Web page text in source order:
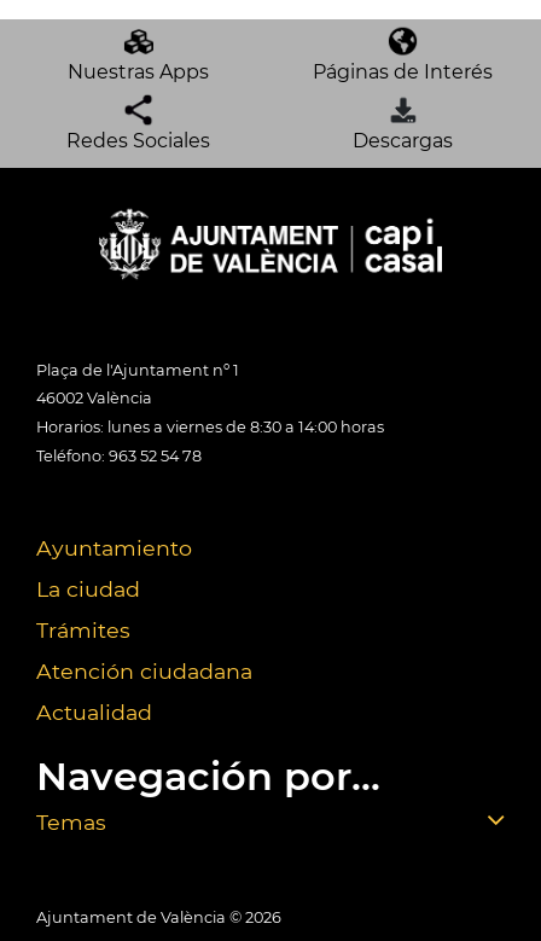
Nuestras Apps Páginas de Interés
Redes Sociales Descargas
Plaça de l'Ajuntament nº 1
46002 València
Horarios: lunes a viernes de 8:30 a 14:00 horas
Teléfono: 963 52 54 78
Ayuntamiento
La ciudad
Trámites
Atención ciudadana
Actualidad
Navegación por...
Temas
Ajuntament de València © 2026